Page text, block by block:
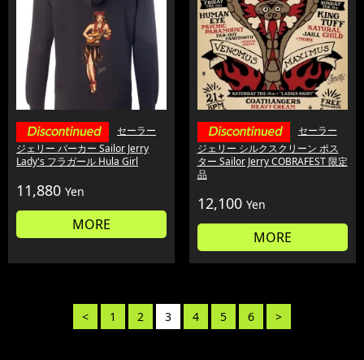
セーラー
ジェリー パーカー Sailor Jerry
Lady's フラガール Hula Girl
11,880 Yen
MORE
セーラー
ジェリー シルクスクリーン ポス
ター Sailor Jerry COBRAFEST 限定
品
12,100 Yen
MORE
< 1 2 3 4 5 6 >